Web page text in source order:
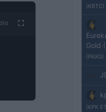
(KBTC)
Gold
(PAXG)
(KPK